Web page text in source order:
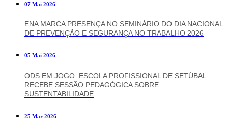
07 Mai 2026
ENA MARCA PRESENÇA NO SEMINÁRIO DO DIA NACIONAL
DE PREVENÇÃO E SEGURANÇA NO TRABALHO 2026
05 Mai 2026
ODS EM JOGO: ESCOLA PROFISSIONAL DE SETÚBAL
RECEBE SESSÃO PEDAGÓGICA SOBRE
SUSTENTABILIDADE
25 Mar 2026